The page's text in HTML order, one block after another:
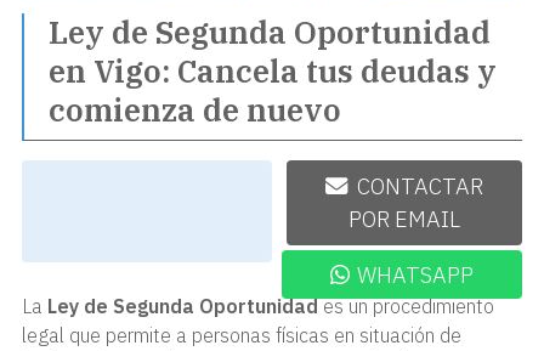
Ley de Segunda Oportunidad
en Vigo: Cancela tus deudas y
comienza de nuevo
986 220 322
CONTACTAR
POR EMAIL
WHATSAPP
La Ley de Segunda Oportunidades un procedimiento
legal que permite a personas físicas en situación de